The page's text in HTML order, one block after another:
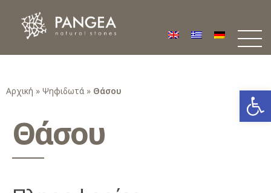
Αρχική » Ψηφιδωτά » Θάσου
Θάσου